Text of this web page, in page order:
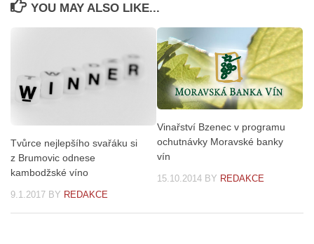
YOU MAY ALSO LIKE...
Tvůrce nejlepšího svařáku si
z Brumovic odnese
kambodžské víno
9.1.2017 BY REDAKCE
Vinařství Bzenec v programu
ochutnávky Moravské banky
vín
15.10.2014 BY REDAKCE